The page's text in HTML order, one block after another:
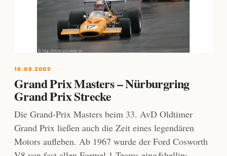
16.08.2005
Grand Prix Masters – Nürburgring
Grand Prix Strecke
Die Grand-Prix Masters beim 33. AvD Oldtimer
Grand Prix ließen auch die Zeit eines legendären
Motors aufleben. Ab 1967 wurde der Ford Cosworth